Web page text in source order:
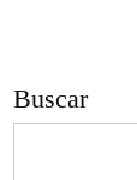
Buscar